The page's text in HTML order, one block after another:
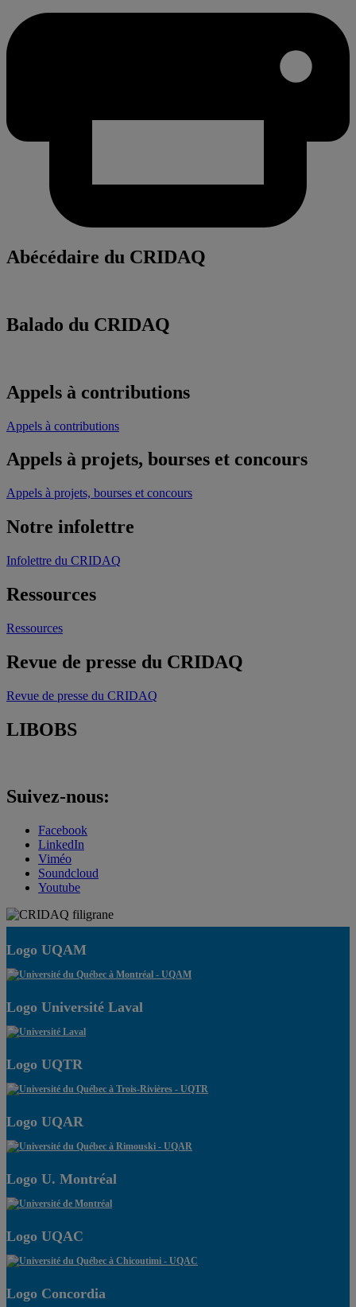
Abécédaire du CRIDAQ
Balado du CRIDAQ
Appels à contributions
Appels à contributions
Appels à projets, bourses et concours
Appels à projets, bourses et concours
Notre infolettre
Infolettre du CRIDAQ
Ressources
Ressources
Revue de presse du CRIDAQ
Revue de presse du CRIDAQ
LIBOBS
Suivez-nous:
Facebook
LinkedIn
Viméo
Soundcloud
Youtube
Logo UQAM
Logo Université Laval
Logo UQTR
Logo UQAR
Logo U. Montréal
Logo UQAC
Logo Concordia